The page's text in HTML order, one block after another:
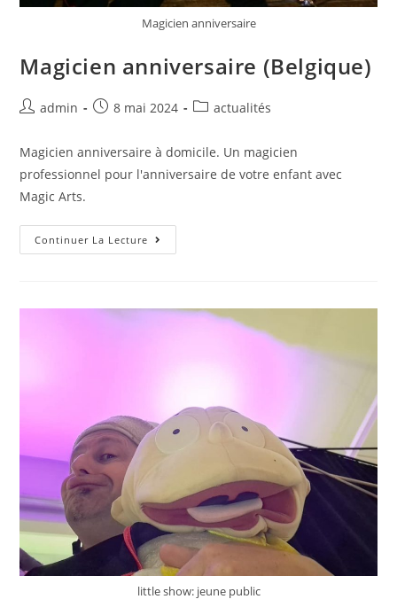
Magicien anniversaire
Magicien anniversaire (Belgique)
admin 8 mai 2024 actualités
Magicien anniversaire à domicile. Un magicien
professionnel pour l'anniversaire de votre enfant avec
Magic Arts.
Continuer La Lecture
little show: jeune public